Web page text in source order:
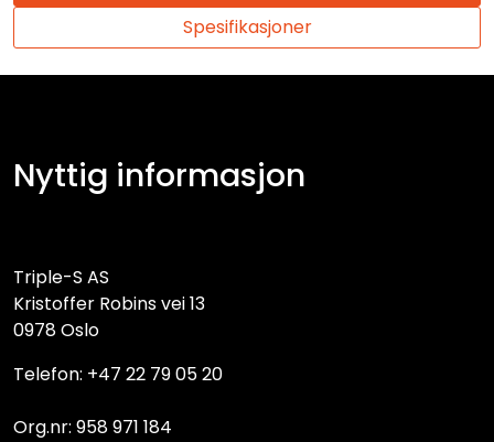
Spesifikasjoner
Nyttig informasjon
Triple-S AS
Kristoffer Robins vei 13
0978 Oslo
Telefon: +47 22 79 05 20
Org.nr: 958 971 184